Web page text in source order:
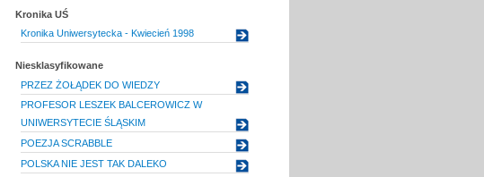
Kronika UŚ
Kronika Uniwersytecka - Kwiecień 1998
Niesklasyfikowane
PRZEZ ŻOŁĄDEK DO WIEDZY
PROFESOR LESZEK BALCEROWICZ W
UNIWERSYTECIE ŚLĄSKIM
POEZJA SCRABBLE
POLSKA NIE JEST TAK DALEKO